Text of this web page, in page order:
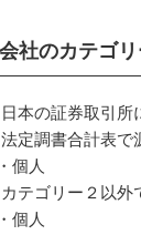
社のカテゴ
日本の証券取引
法定調書合計表
個人
カテゴリー２以
個人